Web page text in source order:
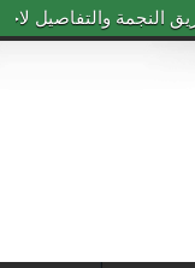
النجمة والتفاصيل لاحقاً